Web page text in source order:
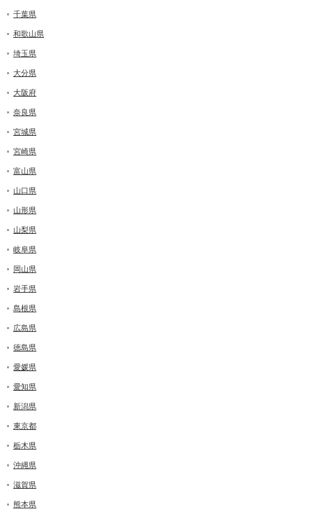
千葉県
和歌山県
埼玉県
大分県
大阪府
奈良県
宮城県
宮崎県
富山県
山口県
山形県
山梨県
岐阜県
岡山県
岩手県
島根県
広島県
徳島県
愛媛県
愛知県
新潟県
東京都
栃木県
沖縄県
滋賀県
熊本県